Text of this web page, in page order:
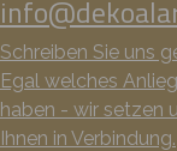
Schreiben Sie uns
Egal welches
haben - wir setzen
Ihnen in Verbindung.